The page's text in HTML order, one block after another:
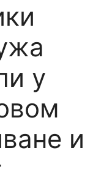
у
и